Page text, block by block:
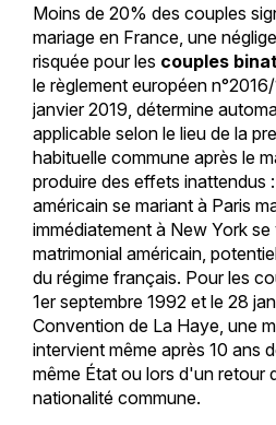
Moins de 20% des couples
mariage en France, une
risquée pour les couples
le règlement européen
janvier 2019, détermine
applicable selon le lieu de la
habituelle commune après le
produire des effets inattendus
américain se mariant à Paris
immédiatement à New York
matrimonial américain,
du régime français. Pour les
1er septembre 1992 et le 28
Convention de La Haye, une
intervient même après 10 ans
même État ou lors d'un retour
nationalité commune.